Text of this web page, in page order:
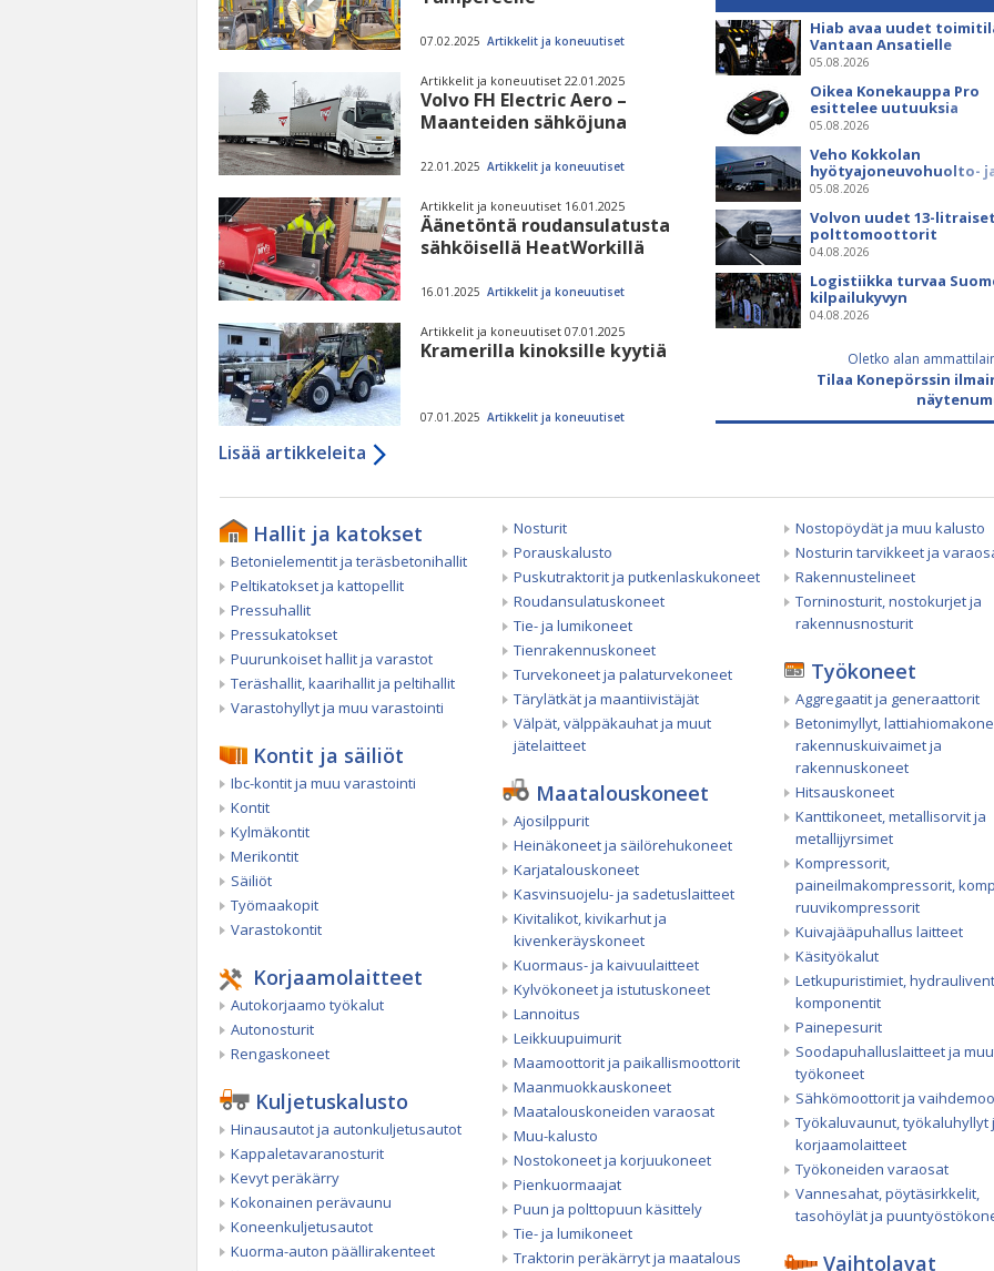
07.02.2025 Artikkelit ja koneuutiset
Artikkelit ja koneuutiset 22.01.2025
Volvo FH Electric Aero –
Maanteiden sähköjuna
22.01.2025 Artikkelit ja koneuutiset
Artikkelit ja koneuutiset 16.01.2025
Äänetöntä roudansulatusta
sähköisellä HeatWorkillä
16.01.2025 Artikkelit ja koneuutiset
Artikkelit ja koneuutiset 07.01.2025
Kramerilla kinoksille kyytiä
07.01.2025 Artikkelit ja koneuutiset
Lisää artikkeleita
Hiab avaa uudet
Vantaan Ansatielle
05.08.2026
Oikea Konekauppa Pro
esittelee uutuuksia
ammattikäyttöön
05.08.2026
Veho Kokkolan
hyötyajoneuvohuolto-
varaosatoiminnot Q2
05.08.2026
Volvon uudet 13-litraiset
polttomoottorit
04.08.2026
Logistiikka turvaa
kilpailukyvyn
04.08.2026
Oletko alan
Tilaa Konepörssin
Hallit ja katokset
Betonielementit ja teräsbetonihallit
Peltikatokset ja kattopellit
Pressuhallit
Pressukatokset
Puurunkoiset hallit ja varastot
Teräshallit, kaarihallit ja peltihallit
Varastohyllyt ja muu varastointi
Kontit ja säiliöt
Ibc-kontit ja muu varastointi
Kontit
Kylmäkontit
Merikontit
Säiliöt
Työmaakopit
Varastokontit
Korjaamolaitteet
Autokorjaamo työkalut
Autonosturit
Rengaskoneet
Kuljetuskalusto
Hinausautot ja autonkuljetusautot
Kappaletavaranosturit
Kevyt peräkärry
Kokonainen perävaunu
Koneenkuljetusautot
Kuorma-auton päällirakenteet
Nosturit
Porauskalusto
Puskutraktorit ja putkenlaskukoneet
Roudansulatuskoneet
Tie- ja lumikoneet
Tienrakennuskoneet
Turvekoneet ja palaturvekoneet
Tärylätkät ja maantiivistäjät
Välpät, välppäkauhat ja muut
jätelaitteet
Maatalouskoneet
Ajosilppurit
Heinäkoneet ja säilörehukoneet
Karjatalouskoneet
Kasvinsuojelu- ja sadetuslaitteet
Kivitalikot, kivikarhut ja
kivenkeräyskoneet
Kuormaus- ja kaivuulaitteet
Kylvökoneet ja istutuskoneet
Lannoitus
Leikkuupuimurit
Maamoottorit ja paikallismoottorit
Maanmuokkauskoneet
Maatalouskoneiden varaosat
Muu-kalusto
Nostokoneet ja korjuukoneet
Pienkuormaajat
Puun ja polttopuun käsittely
Tie- ja lumikoneet
Traktorin peräkärryt ja maatalous
Nostopöydät ja muu kalusto
Nosturin tarvikkeet ja
Rakennustelineet
Torninosturit, nostokurjet ja
rakennusnosturit
Työkoneet
Aggregaatit ja generaattorit
Betonimyllyt,
rakennuskuivaimet ja
rakennuskoneet
Hitsauskoneet
Kanttikoneet, metallisorvit ja
metallijyrsimet
Kompressorit,
paineilmakompressorit,
ruuvikompressorit
Kuivajääpuhallus laitteet
Käsityökalut
Letkupuristimiet,
komponentit
Painepesurit
Soodapuhalluslaitteet ja
työkoneet
Sähkömoottorit ja
Työkaluvaunut, työkaluhyllyt
korjaamolaitteet
Työkoneiden varaosat
Vannesahat, pöytäsirkkelit,
tasohöylät ja
Vaihtolavat